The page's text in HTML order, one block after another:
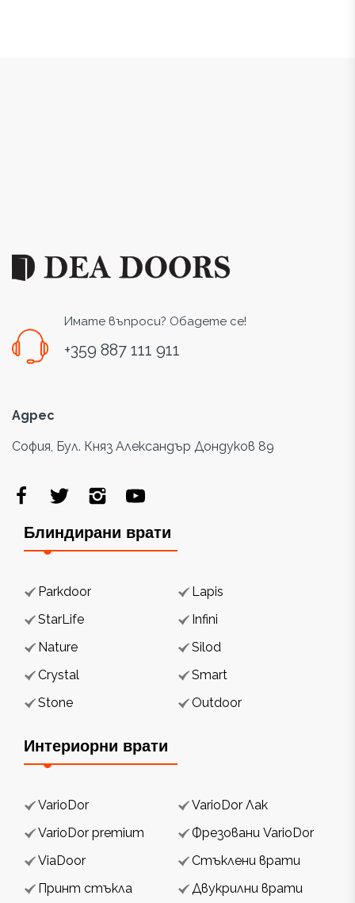
Имате въпроси? Обадете се!
+359 887 111 911
Адрес
София, Бул. Княз Александър Дондуков 89
Блиндирани врати
Parkdoor
Lapis
StarLife
Infini
Nature
Silod
Crystal
Smart
Stone
Outdoor
Интериорни врати
VarioDor
VarioDor Лак
VarioDor premium
Фрезовани VarioDor
ViaDoor
Стъклени врати
Принт стъкла
Двукрилни врати